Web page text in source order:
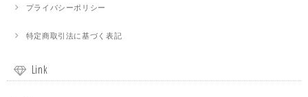
プライバシーポリシー
特定商取引法に基づく表記
Link